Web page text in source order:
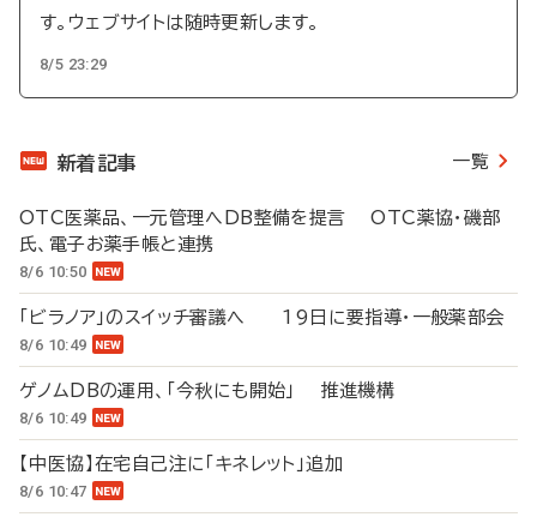
す。ウェブサイトは随時更新します。
8/5 23:29
新着記事 一覧
OTC医薬品、一元管理へDB整備を提言 OTC薬協・磯部
氏、電子お薬手帳と連携
8/6 10:50
「ビラノア」のスイッチ審議へ 19日に要指導・一般薬部会
8/6 10:49
ゲノムDBの運用、「今秋にも開始」 推進機構
8/6 10:49
【中医協】在宅自己注に「キネレット」追加
8/6 10:47